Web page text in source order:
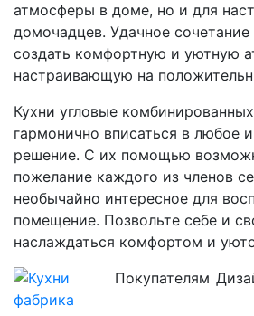
атмосферы в доме, но и для
домочадцев. Удачное
создать комфортную и уютную
настраивающую на
Кухни угловые
гармонично вписаться в любое
решение. С их помощью
пожелание каждого из членов
необычайно интересное для
помещение. Позвольте себе и
наслаждаться комфортом и
Покупателям